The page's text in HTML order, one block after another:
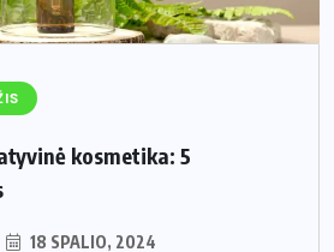
kosmetika: 5
18 SPALIO, 2024